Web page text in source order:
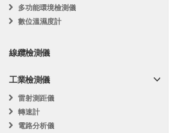
多功能環境檢測儀
數位溫濕度計
線纜檢測儀
工業檢測儀
雷射測距儀
轉速計
電路分析儀